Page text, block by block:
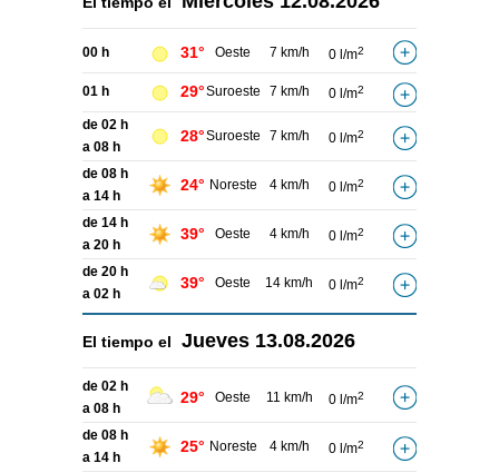
00 h 31° Oeste 7 km/h 0 l/m2
01 h 29°Suroeste 7 km/h 0 l/m2
de 02 h
a 08 h
28°Suroeste 7 km/h 0 l/m2
de 08 h
a 14 h
24° Noreste 4 km/h 0 l/m2
de 14 h
a 20 h
39° Oeste 4 km/h 0 l/m2
de 20 h
a 02 h
39° Oeste 14 km/h 0 l/m2
El tiempo el Jueves 13.08.2026
de 02 h
a 08 h
29° Oeste 11 km/h 0 l/m2
de 08 h
a 14 h
25° Noreste 4 km/h 0 l/m2